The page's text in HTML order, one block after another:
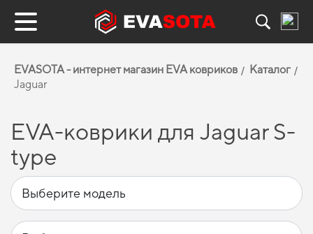
EVASOTA - интернет магазин EVA ковриков
Каталог
Jaguar
EVA-коврики для Jaguar S-
type